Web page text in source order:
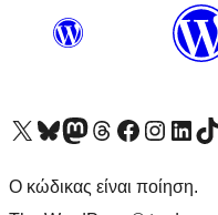
Visit our X (formerly Twitter) account
Visit our Bluesky account
Επισκεφθείτε τον λογαριασμό μας στο Mastodon
Visit our Threads account
Επισκεφτείτε τη σελίδα μας στο
Επισκεφθείτε τονΕπισκεφθείτε τον
Visit
Ο κώδικας είναι ποίηση.